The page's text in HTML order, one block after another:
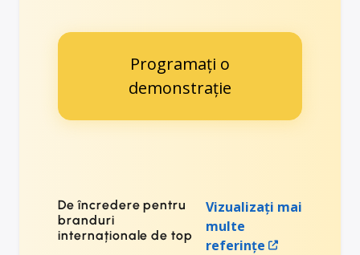
Programați o
demonstrație
De încredere pentru
branduri
internaționale de top
Vizualizați mai
multe
referințe